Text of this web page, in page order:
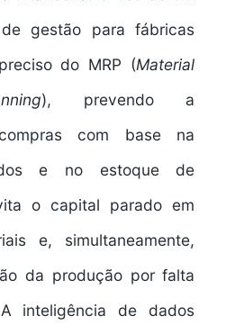
gestão para fábricas
do MRP (Material
), prevendo a
com base na
e no estoque de
o capital parado em
e, simultaneamente,
da produção por falta
inteligência de dados